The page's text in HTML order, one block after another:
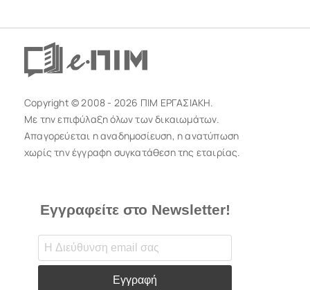
Copyright © 2008 - 2026 ΠΙΜ ΕΡΓΑΣΙΑΚΗ.
Με την επιφύλαξη όλων των δικαιωμάτων.
Απαγορεύεται η αναδημοσίευση, η ανατύπωση
χωρίς την έγγραφη συγκατάθεση της εταιρίας.
Εγγραφείτε στο Newsletter!
Εγγραφή